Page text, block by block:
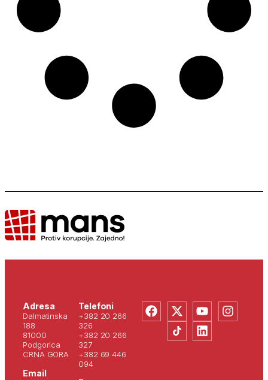
Adresa
Dalmatinska
188
81000
Podgorica
CRNA GORA
Email
Telefoni
+382 20 266
326
+382 20 266
327
+382 69 446
094